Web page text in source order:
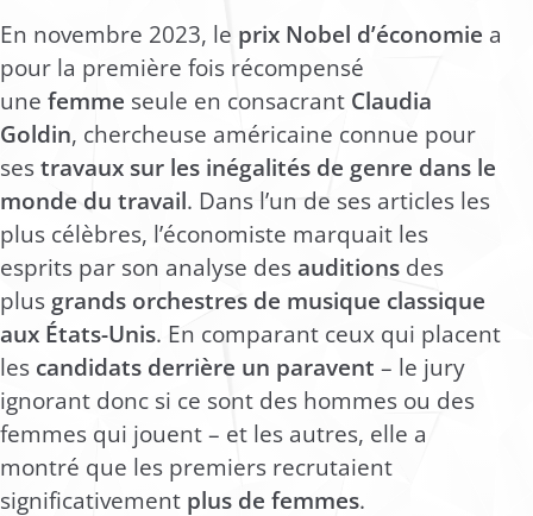
En novembre 2023, le prix Nobel d’économie a
pour la première fois récompensé
une femme seule en consacrant Claudia
Goldin, chercheuse américaine connue pour
ses travaux sur les inégalités de genre dans le
monde du travail. Dans l’un de ses articles les
plus célèbres, l’économiste marquait les
esprits par son analyse des auditions des
plus grands orchestres de musique classique
aux États-Unis. En comparant ceux qui placent
les candidats derrière un paravent – le jury
ignorant donc si ce sont des hommes ou des
femmes qui jouent – et les autres, elle a
montré que les premiers recrutaient
significativement plus de femmes.